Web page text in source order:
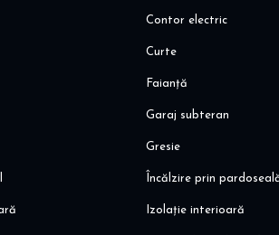
Contor electric
Curte
Faianță
Garaj subteran
Gresie
Încălzire prin
Izolație interioară